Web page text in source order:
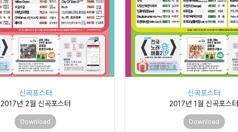
신곡포스터
2017년 2월 신곡포스터
Download
신곡포스터
2017년 1월 신곡포스터
Download